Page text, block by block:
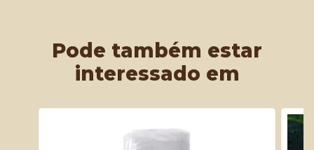
Pode também estar
interessado em